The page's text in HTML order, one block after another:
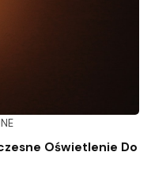
Oświetlenie Do